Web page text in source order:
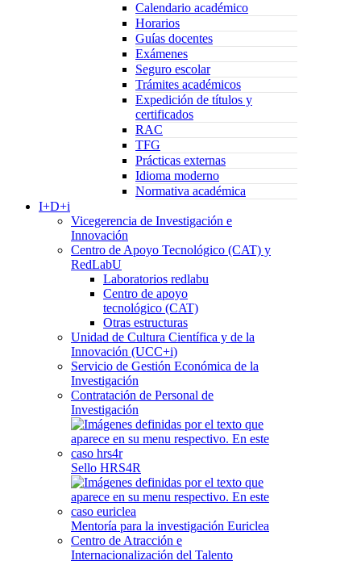
Calendario académico
Horarios
Guías docentes
Exámenes
Seguro escolar
Trámites académicos
Expedición de títulos y
certificados
RAC
TFG
Prácticas externas
Idioma moderno
Normativa académica
I+D+i
Vicegerencia de Investigación e
Innovación
Centro de Apoyo Tecnológico (CAT) y
RedLabU
Laboratorios redlabu
Centro de apoyo
tecnológico (CAT)
Otras estructuras
Unidad de Cultura Científica y de la
Innovación (UCC+i)
Servicio de Gestión Económica de la
Investigación
Contratación de Personal de
Investigación
Sello HRS4R
Mentoría para la investigación Euriclea
Centro de Atracción e
Internacionalización del Talento